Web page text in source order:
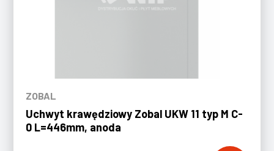
ZOBAL
Uchwyt krawędziowy Zobal UKW 11 typ M C-
0 L=446mm, anoda